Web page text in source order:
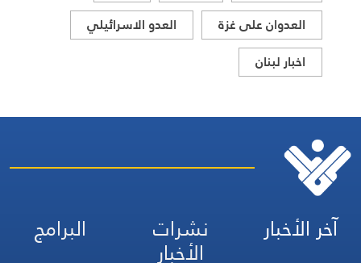
العدوان على غزة
العدو الاسرائيلي
اخبار لبنان
آخر الأخبار نشرات
الأخبار
البرامج